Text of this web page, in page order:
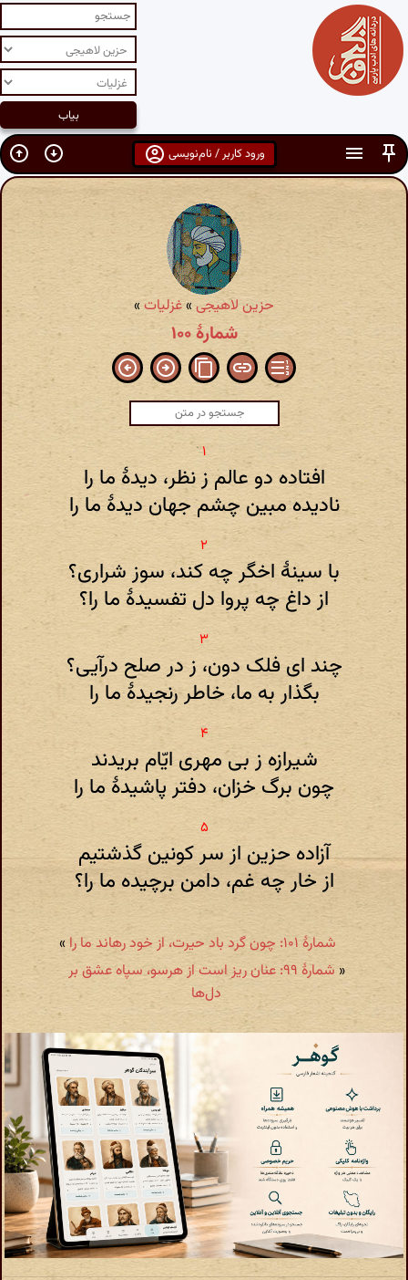
ورود کاربر / نام‌نویسی
حزین لاهیجی»غزلیات »
شمارهٔ ۱۰۰
افتاده دو عالم ز نظر، دیدهٔ ما را
نادیده مبین چشم جهان دیدهٔ ما را
با سینهٔ اخگر چه کند، سوز شراری؟
از داغ چه پروا دل تفسیدهٔ ما را؟
چند ای فلک دون، ز در صلح درآیی؟
بگذار به ما، خاطر رنجیدهٔ ما را
شیرازه ز بی مهری ایّام بریدند
چون برگ خزان، دفتر پاشیدهٔ ما را
آزاده حزین از سر کونین گذشتیم
از خار چه غم، دامن برچیده ما را؟
شمارهٔ ۱۰۱: چون گرد باد حیرت، از خود رهاند ما را
»
«
شمارهٔ ۹۹: عنان ریز است از هرسو، سپاه عشق بر
دل‌ها